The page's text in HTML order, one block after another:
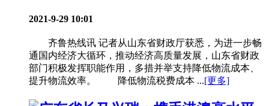
2021-9-29 10:01
齐鲁热线讯 记者从山东省财政厅获悉，为进一步畅
通国内经济大循环，推动经济高质量发展，山东省财政
部门积极发挥职能作用，多措并举支持降低物流成本、
提升物流效率。 降低物流税费成本 ...[更多]